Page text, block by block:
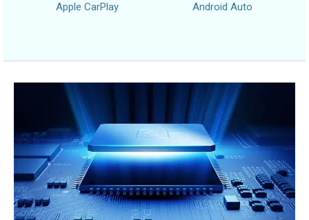
Apple CarPlay
Android Auto